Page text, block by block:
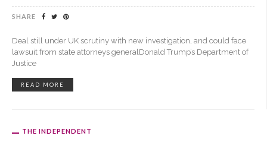
SHARE
Deal still under UK scrutiny with new investigation, and could face
lawsuit from state attorneys generalDonald Trump’s Department of
Justice
READ MORE
THE INDEPENDENT